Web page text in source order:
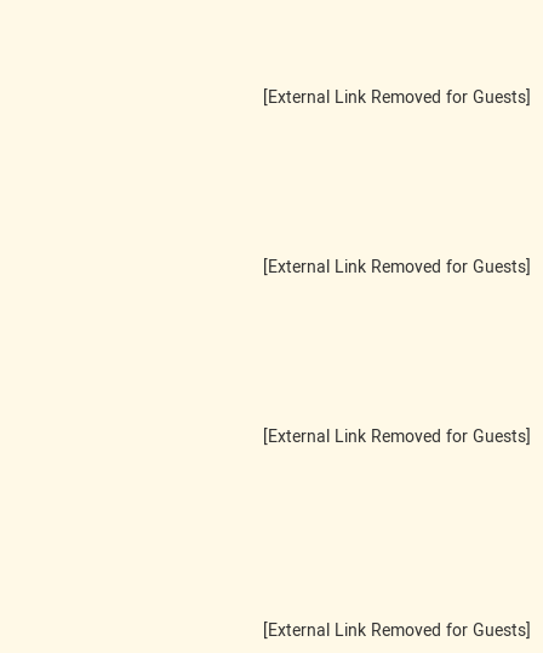
[External Link Removed for Guests]
[External Link Removed for Guests]
[External Link Removed for Guests]
[External Link Removed for Guests]